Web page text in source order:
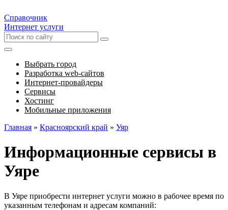
Справочник
Интернет услуги
Выбрать город
Разработка web-сайтов
Интернет-провайдеры
Сервисы
Хостинг
Мобильные приложения
Главная » Красноярский край » Уяр
Информационные сервисы в
Уяре
В Уяре приобрести интернет услуги можно в рабочее время по
указанным телефонам и адресам компаний: